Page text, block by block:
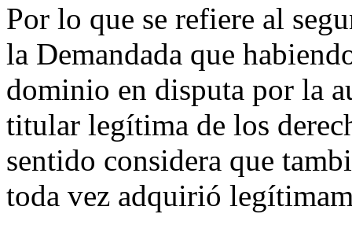
Por lo que se refiere al
la Demandada que
dominio en disputa por la
titular legítima de los
sentido considera que
toda vez adquirió